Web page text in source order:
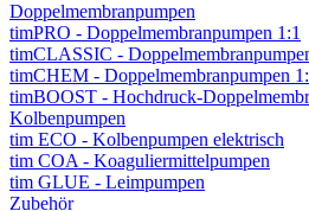
Doppelmembranpumpen
timPRO - Doppelmembranpumpen 1:1
timCLASSIC -
timCHEM - Doppelmembranpumpen
timBOOST - Hochdruck-
Kolbenpumpen
tim ECO - Kolbenpumpen elektrisch
tim COA - Koaguliermittelpumpen
tim GLUE - Leimpumpen
Zubehör